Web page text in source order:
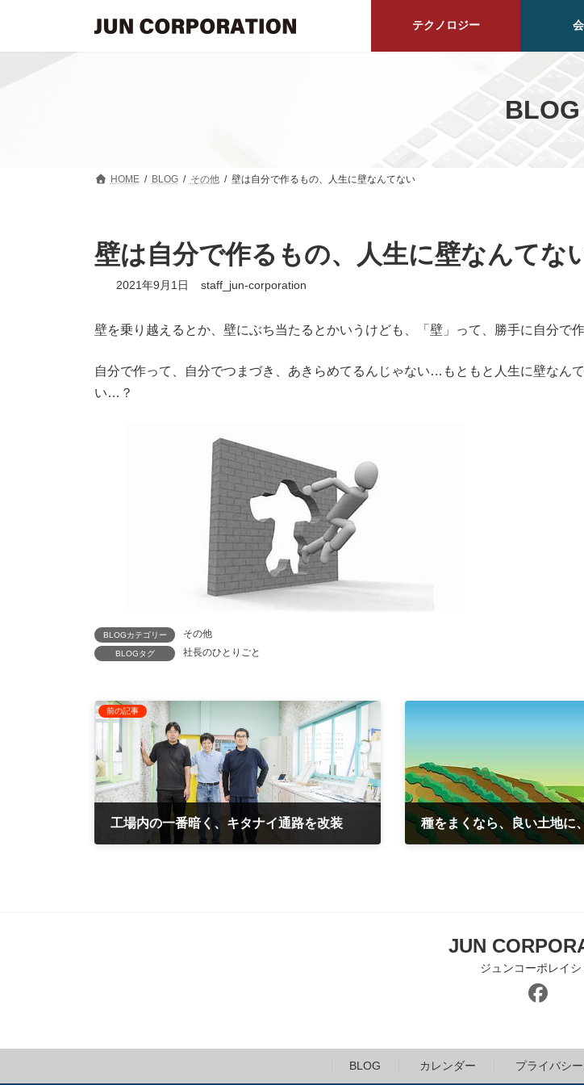
テクノロジー
BLOG
HOME BLOG その他 壁は自分で作るもの、人生に壁なんてない
壁は自分で作るもの、人生に壁なんてな
2021年9月1日 staff_jun-corporation
壁を乗り越えるとか、壁にぶち当たるとかいうけども、「壁」って、勝手に自分で作
自分で作って、自分でつまづき、あきらめてるんじゃない…もともと人生に壁なん
い…？
BLOGカテゴリー その他
BLOGタグ 社長のひとりごと
前の記事
工場内の一番暗く、キタナイ通路を改装 種をまくなら、良い土地に
JUN
ジュンコーポレイシ
BLOG カレンダー プライバシ